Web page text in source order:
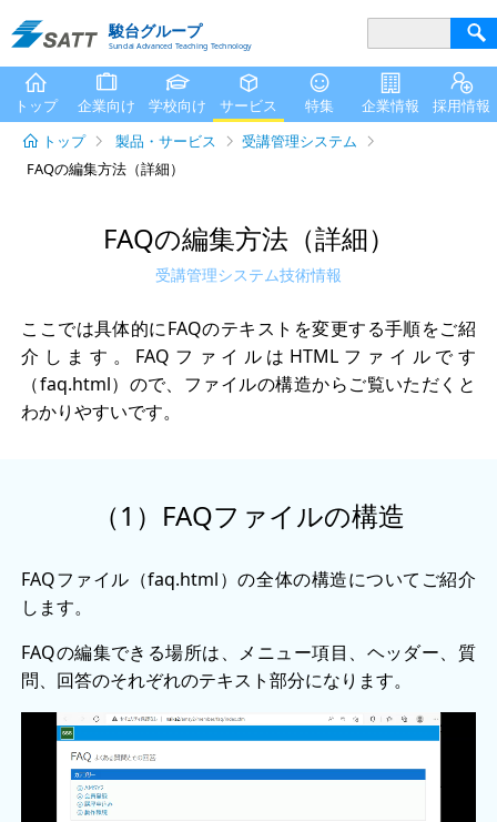
トップ 製品・サービス
受講管理システム
FAQの編集方法（詳細）
FAQの編集方法（詳細）
受講管理システム技術情報
ここでは具体的にFAQのテキストを変更する手順をご紹
介します。FAQファイルはHTMLファイルです
（faq.html）ので、ファイルの構造からご覧いただくと
わかりやすいです。
（1）FAQファイルの構造
FAQファイル（faq.html）の全体の構造についてご紹介
します。
FAQの編集できる場所は、メニュー項目、ヘッダー、質
問、回答のそれぞれのテキスト部分になります。
駿台グループ
Sundai Advanced Teaching Technology
トップ 企業向け 学校向け サービス 特集 企業情報 採用情報